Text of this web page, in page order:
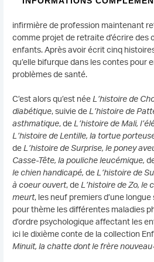
infirmière de profession maintenant
comme projet de retraite d’écrire des
enfants. Après avoir écrit cinq
qu’elle bifurque dans les contes pour
problèmes de santé.
C’est alors qu’est née L’histoire de
diabétique, suivie de L’histoire de
asthmatique, de L’histoire de Mali,
L’histoire de Lentille, la tortue
de L’histoire de Surprise, le poney
Casse-Tête, la pouliche leucémique,
le chien handicapé, de L’histoire de
à coeur ouvert, de L’histoire de Zo, le
meurt, les neuf premiers d’une
pour thème les différentes maladies
d’ordre psychologique affectant les
ici le dixième conte de la collection
Minuit, la chatte dont le frère